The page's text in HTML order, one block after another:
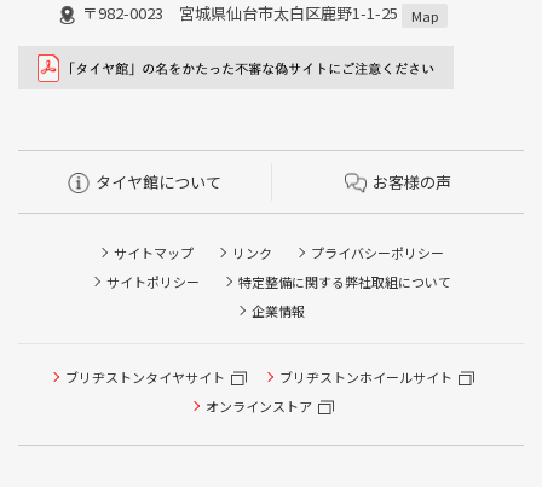
〒982-0023 宮城県仙台市太白区鹿野1-1-25
Map
タイヤ館について お客様の声
サイトマップ リンク
プライバシーポリシー
サイトポリシー
特定整備に関する弊社取組について
企業情報
ブリヂストンタイヤサイト
ブリヂストンホイールサイト
オンラインストア
タイヤ点検・安全点検/タイヤ履き替え/オイル交換/その他
ピット作業の予約